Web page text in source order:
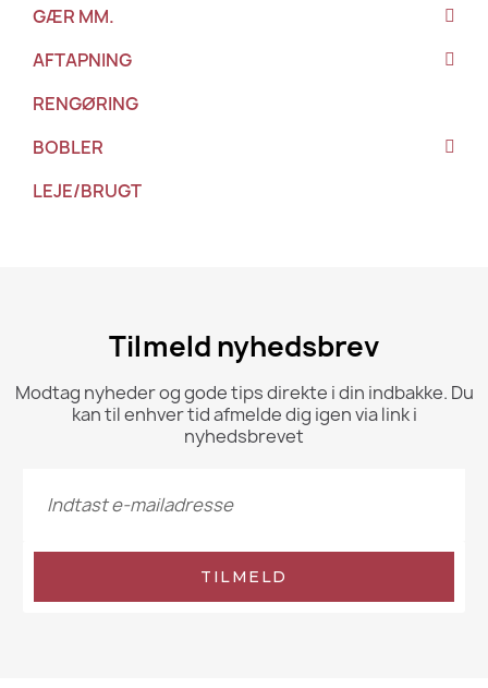
GÆR MM.
AFTAPNING
RENGØRING
BOBLER
LEJE/BRUGT
Tilmeld nyhedsbrev
Modtag nyheder og gode tips direkte i din indbakke. Du
kan til enhver tid afmelde dig igen via link i
nyhedsbrevet
TILMELD